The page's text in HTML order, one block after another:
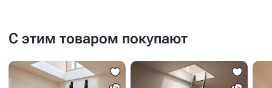
С этим товаром покупают